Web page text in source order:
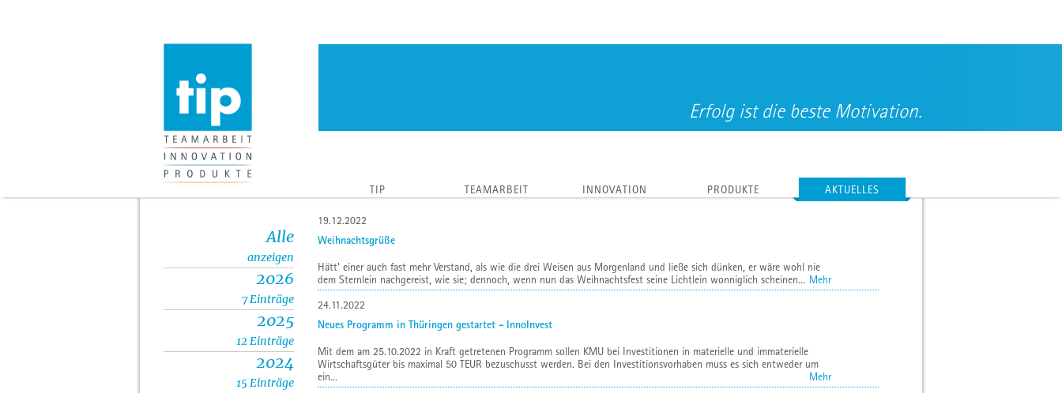
Erfolg ist die beste Motivation.
TIP TEAMARBEIT INNOVATION PRODUKTE AKTUELLES
Alle
anzeigen
2026
7 Einträge
2025
12 Einträge
2024
15 Einträge
19.12.2022
Weihnachtsgrüße
Hätt' einer auch fast mehr Verstand, als wie die drei Weisen aus Morgenland und ließe sich dünken, er wäre wohl nie
dem Sternlein nachgereist, wie sie; dennoch, wenn nun das Weihnachtsfest seine Lichtlein wonniglich scheinen... Mehr
24.11.2022
Neues Programm in Thüringen gestartet - InnoInvest
Mit dem am 25.10.2022 in Kraft getretenen Programm sollen KMU bei Investitionen in materielle und immaterielle
Wirtschaftsgüter bis maximal 50 TEUR bezuschusst werden. Bei den Investitionsvorhaben muss es sich entweder um
ein...
Mehr